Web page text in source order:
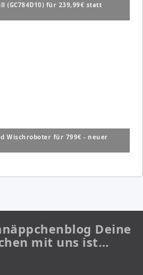
(GC784D10) für 239,99€ statt
Wischroboter für 799€ - neuer
Deine
mit uns ist…